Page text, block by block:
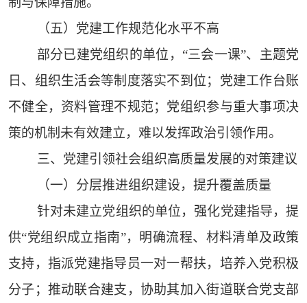
（五）党建工作规范化水平不高
部分已建党组织的单位，“三会一课”、主题党
日、组织生活会等制度落实不到位；党建工作台账
不健全，资料管理不规范；党组织参与重大事项决
策的机制未有效建立，难以发挥政治引领作用。
三、党建引领社会组织高质量发展的对策建议
（一）分层推进组织建设，提升覆盖质量
针对未建立党组织的单位，强化党建指导，提
供“党组织成立指南”，明确流程、材料清单及政策
支持，指派党建指导员一对一帮扶，培养入党积极
分子；推动联合建支，协助其加入街道联合党支部